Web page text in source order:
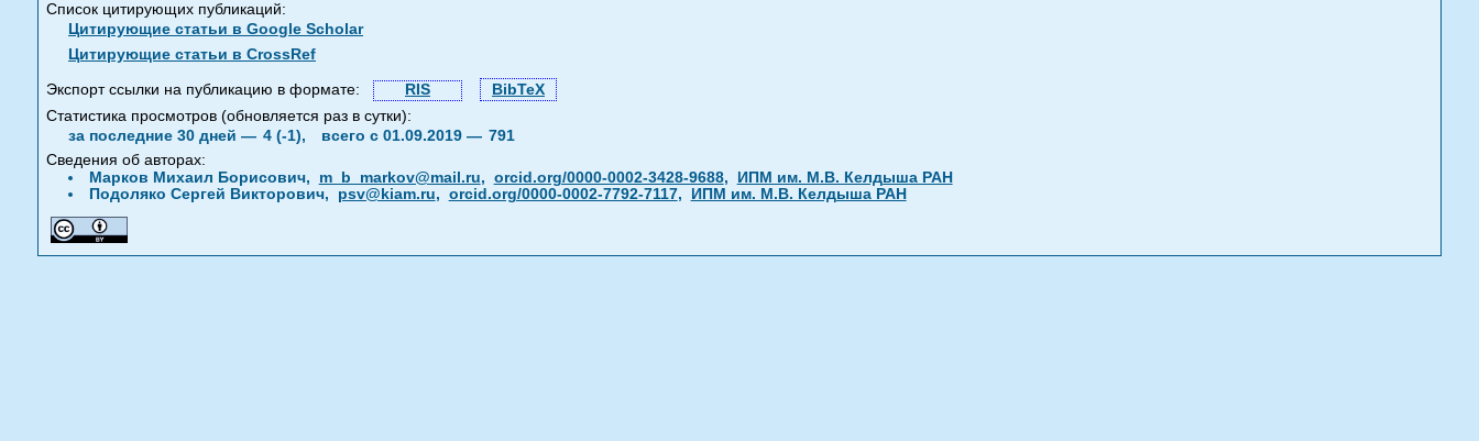
Список цитирующих публикаций:
Цитирующие статьи в Google Scholar
Цитирующие статьи в CrossRef
Экспорт ссылки на публикацию в формате: RIS
BibTeX
Статистика просмотров (обновляется раз в сутки):
за последние 30 дней — 4 (-1), всего с 01.09.2019 — 791
Сведения об авторах:
Марков Михаил Борисович, m_b_markov@mail.ru, orcid.org/0000-0002-3428-9688,
ИПМ им. М.В. Келдыша РАН
Подоляко Сергей Викторович, psv@kiam.ru, orcid.org/0000-0002-7792-7117, ИПМ им. М.В. Келдыша РАН